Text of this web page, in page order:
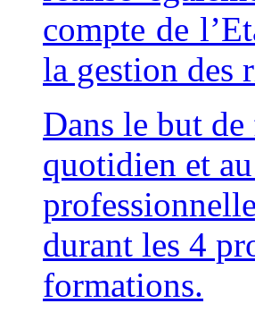
compte de
la gestion des
Dans le but
quotidien et
durant les 4
formations.